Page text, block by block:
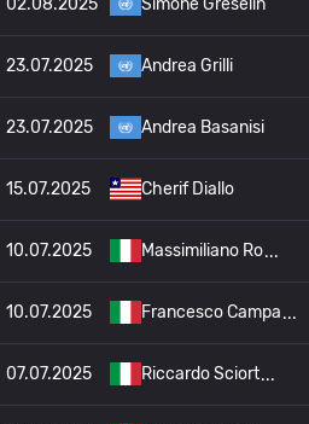
02.08.2025 Simone Greselin
23.07.2025 Andrea Grilli
23.07.2025 Andrea Basanisi
15.07.2025 Cherif Diallo
10.07.2025 Massimiliano Ro
10.07.2025 Francesco Campa
07.07.2025 Riccardo Sciort